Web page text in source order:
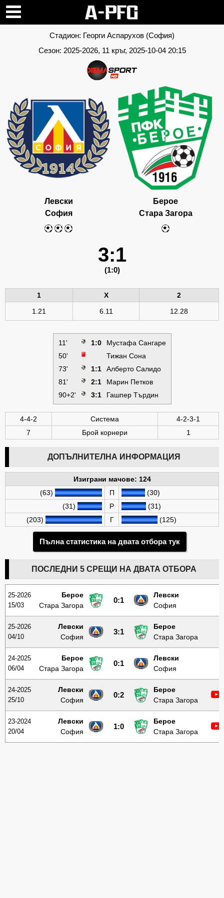
Стадион: Георги Аспарухов (София)
Сезон: 2025-2026, 11 кръг, 2025-10-04 20:15
Левски
София
Берое
Стара Загора
3:1
(1:0)
1 X
2
1.21
6.11 12.28
11' 1:0
Мустафа Сангаре
50'
Тижан Сона
73'
1:1
Алберто Салидо
81'
2:1
Марин Петков
90+2'
3:1 Гашпер Търдин
4-4-2 Система
4-2-3-1
7
Брой корнери 1
ДОПЪЛНИТЕЛНА ИНФОРМАЦИЯ
Изиграни мачове: 124
(63)
П
(30)
(31)
Р
(31)
(203)
Г (125)
Пълна статистика на двата отбора тук
ПОСЛЕДНИ 5 СРЕЩИ НА ДВАТА ОТБОРА
25-2026
15/03
Берое
Стара Загора
0:1
Левски
София
25-2026
04/10
Левски
София
3:1
Берое
Стара Загора
24-2025
06/04
Берое
Стара Загора
0:1
Левски
София
24-2025
25/10
Левски
София
0:2
Берое
Стара Загора
23-2024
20/04
Левски
София
1:0
Берое
Стара Загора